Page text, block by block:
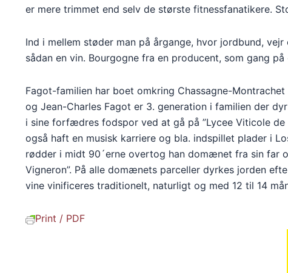
er mere trimmet end selv de største fitnessfanatikere.
Ind i mellem støder man på årgange, hvor jordbund,
sådan en vin. Bourgogne fra en producent, som gang
Fagot-familien har boet omkring Chassagne-
og Jean-Charles Fagot er 3. generation i familien der
i sine forfædres fodspor ved at gå på ”Lycee Viticole
også haft en musisk karriere og bla. indspillet plader i
rødder i midt 90´erne overtog han domænet fra sin far
Vigneron”. På alle domænets parceller dyrkes jorden
vine vinificeres traditionelt, naturligt og med 12 til 14
Print / PDF